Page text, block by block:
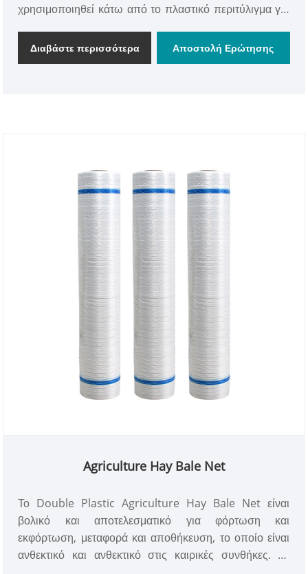
χρησιμοποιηθεί κάτω από το πλαστικό περιτύλιγμα για
αποτρέπει την είσοδο οξυγόνου, διασφαλίζοντας τη
βέλτιστη διατήρηση του σανού.
Διαβάστε περισσότερα Αποστολή Ερώτησης
Agriculture Hay Bale Net
Το Double Plastic Agriculture Hay Bale Net είναι
βολικό και αποτελεσματικό για φόρτωση και
εκφόρτωση, μεταφορά και αποθήκευση, το οποίο είναι
ανθεκτικό και ανθεκτικό στις καιρικές συνθήκες. Τα